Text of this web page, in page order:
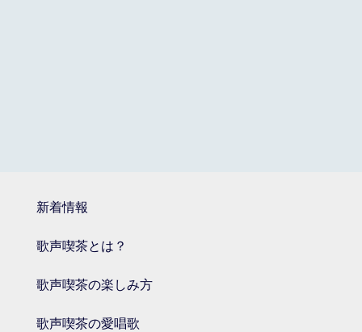
新着情報
歌声喫茶とは？
歌声喫茶の楽しみ方
歌声喫茶の愛唱歌